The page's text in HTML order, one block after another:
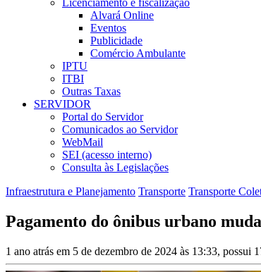
Licenciamento e fiscalização
Alvará Online
Eventos
Publicidade
Comércio Ambulante
IPTU
ITBI
Outras Taxas
SERVIDOR
Portal do Servidor
Comunicados ao Servidor
WebMail
SEI (acesso interno)
Consulta às Legislações
Infraestrutura e Planejamento Transporte Transporte
Pagamento do ônibus urbano
1 ano atrás em 5 de dezembro de 2024 às 13:33, possui